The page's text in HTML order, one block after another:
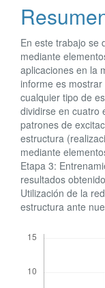
del
artículo
En este trabajo se
mediante
aplicaciones en la
informe es
cualquier tipo de
dividirse en cuatro
patrones de
estructura
mediante
Etapa 3:
resultados
Utilización de la
estructura ante